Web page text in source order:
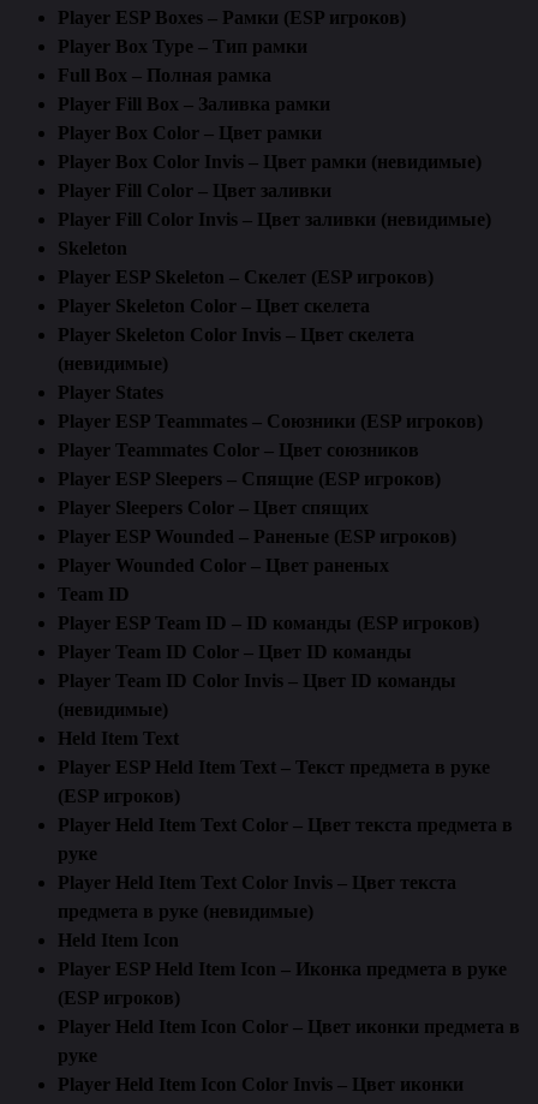
Player ESP Boxes – Рамки (ESP игроков)
Player Box Type – Тип рамки
Full Box – Полная рамка
Player Fill Box – Заливка рамки
Player Box Color – Цвет рамки
Player Box Color Invis – Цвет рамки (невидимые)
Player Fill Color – Цвет заливки
Player Fill Color Invis – Цвет заливки (невидимые)
Skeleton
Player ESP Skeleton – Скелет (ESP игроков)
Player Skeleton Color – Цвет скелета
Player Skeleton Color Invis – Цвет скелета
(невидимые)
Player States
Player ESP Teammates – Союзники (ESP игроков)
Player Teammates Color – Цвет союзников
Player ESP Sleepers – Спящие (ESP игроков)
Player Sleepers Color – Цвет спящих
Player ESP Wounded – Раненые (ESP игроков)
Player Wounded Color – Цвет раненых
Team ID
Player ESP Team ID – ID команды (ESP игроков)
Player Team ID Color – Цвет ID команды
Player Team ID Color Invis – Цвет ID команды
(невидимые)
Held Item Text
Player ESP Held Item Text – Текст предмета в руке
(ESP игроков)
Player Held Item Text Color – Цвет текста предмета в
руке
Player Held Item Text Color Invis – Цвет текста
предмета в руке (невидимые)
Held Item Icon
Player ESP Held Item Icon – Иконка предмета в руке
(ESP игроков)
Player Held Item Icon Color – Цвет иконки предмета в
руке
Player Held Item Icon Color Invis – Цвет иконки